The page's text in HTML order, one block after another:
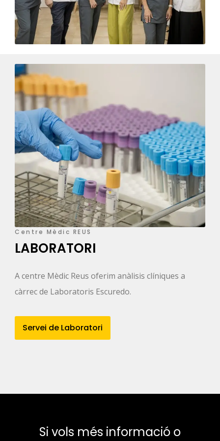
Centre Mèdic REUS
LABORATORI
A centre Mèdic Reus oferim anàlisis clíniques a
càrrec de Laboratoris Escuredo.
Servei de Laboratori
Si vols més informació o